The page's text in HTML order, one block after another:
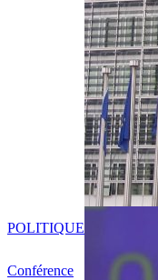
Conférence
POLITIQUE